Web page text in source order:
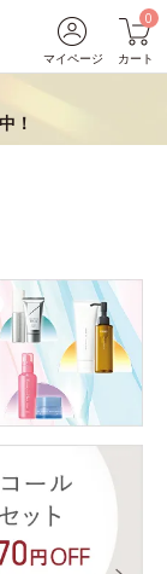
マイページ
0
カート
！